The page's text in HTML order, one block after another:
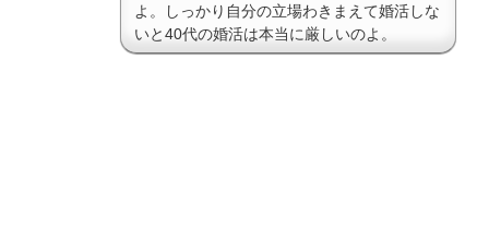
よ。しっかり自分の立場わきまえて婚活しな
いと40代の婚活は本当に厳しいのよ。